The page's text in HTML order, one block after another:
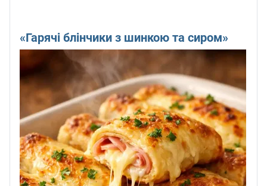
«Гарячі блінчики з шинкою та сиром»